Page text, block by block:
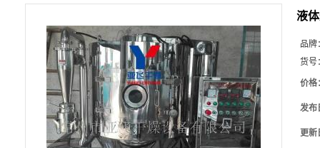
液
品牌
货号
价格
发布
更新